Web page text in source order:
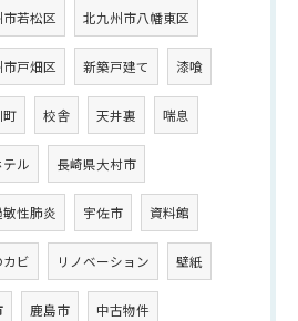
若松区 北九州市八幡東区
戸畑区 新築戸建て 漆喰
町 校舎 天井裏 喘息
テル 長崎県大村市
敏性肺炎 宇佐市 資料館
ビ リノベーション 壁紙
鹿島市 中古物件